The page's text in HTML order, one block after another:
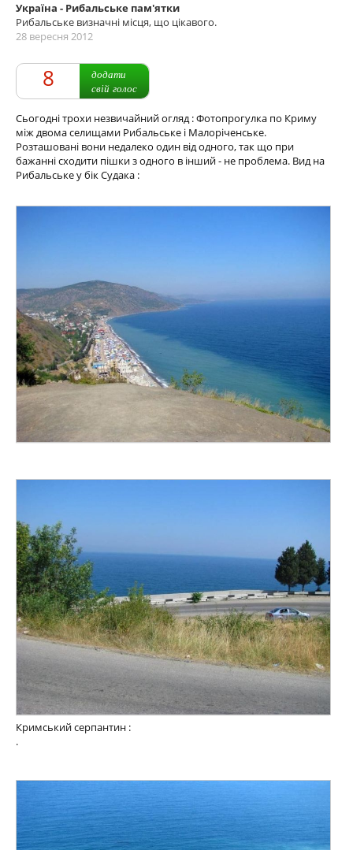
Україна - Рибальське пам'ятки
Рибальське визначні місця, що цікавого.
28 вересня 2012
8
додати
свій голос
Сьогодні трохи незвичайний огляд : Фотопрогулка по Криму
між двома селищами Рибальське і Малоріченське.
Розташовані вони недалеко один від одного, так що при
бажанні сходити пішки з одного в інший - не проблема. Вид на
Рибальське у бік Судака :
Кримський серпантин :
.